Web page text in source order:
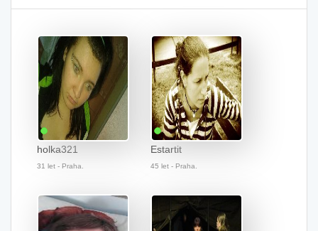
holka321
31 let - Praha.
Estartit
45 let - Praha.